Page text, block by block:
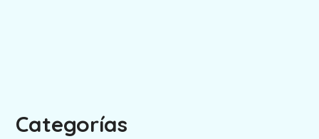
Categorías